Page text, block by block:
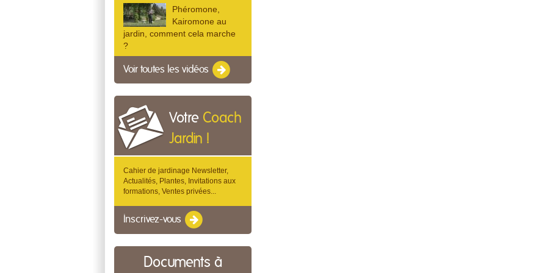
Phéromone,
Kairomone au
jardin, comment cela marche
?
Voir toutes les vidéos
Votre Coach
Jardin !
Cahier de jardinage Newsletter,
Actualités, Plantes, Invitations aux
formations, Ventes privées...
Inscrivez-vous
Documents à